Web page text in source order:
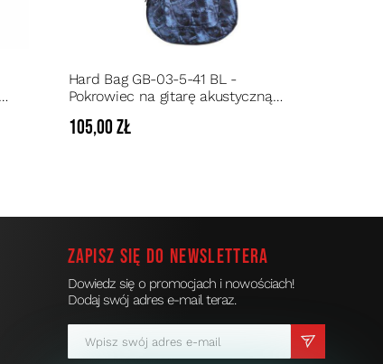
Hard Bag GB-03-5-41 BL -
Pokrowiec na gitarę akustyczną
105,00 zł
Zapisz się do newslettera
Dowiedz się o promocjach i nowościach!
Dodaj swój adres e-mail teraz.